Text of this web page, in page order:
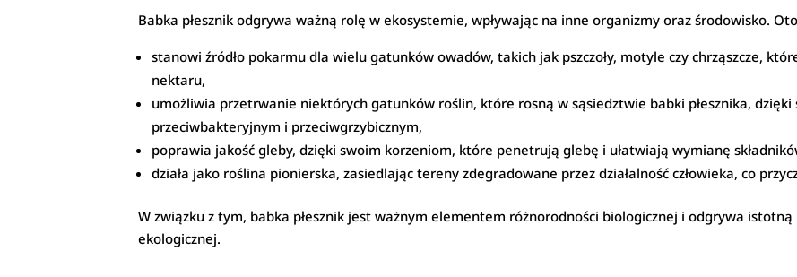
Babka płesznik odgrywa ważną rolę w ekosystemie, wpływając na inne organizmy oraz środowisko.
stanowi źródło pokarmu dla wielu gatunków owadów, takich jak pszczoły, motyle czy chrząszcze,
nektaru,
umożliwia przetrwanie niektórych gatunków roślin, które rosną w sąsiedztwie babki płesznika, dzięki
przeciwbakteryjnym i przeciwgrzybicznym,
poprawia jakość gleby, dzięki swoim korzeniom, które penetrują glebę i ułatwiają wymianę
działa jako roślina pionierska, zasiedlając tereny zdegradowane przez działalność człowieka, co
W związku z tym, babka płesznik jest ważnym elementem różnorodności biologicznej i odgrywa
ekologicznej.